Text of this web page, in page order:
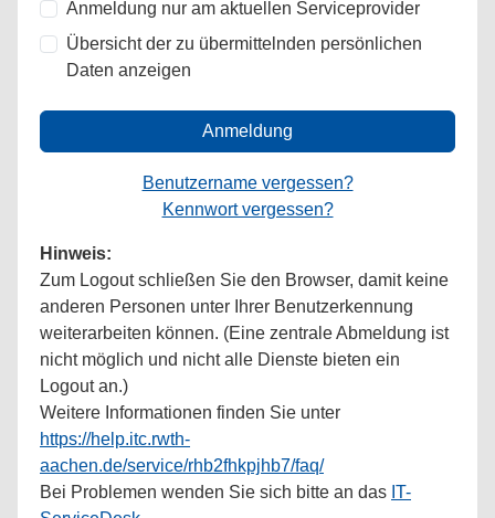
Anmeldung nur am aktuellen Serviceprovider
Übersicht der zu übermittelnden persönlichen
Daten anzeigen
Anmeldung
Benutzername vergessen?
Kennwort vergessen?
Hinweis:
Zum Logout schließen Sie den Browser, damit keine
anderen Personen unter Ihrer Benutzerkennung
weiterarbeiten können. (Eine zentrale Abmeldung ist
nicht möglich und nicht alle Dienste bieten ein
Logout an.)
Weitere Informationen finden Sie unter
https://help.itc.rwth-
aachen.de/service/rhb2fhkpjhb7/faq/
Bei Problemen wenden Sie sich bitte an das IT-